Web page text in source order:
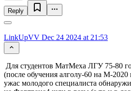
Reply
LinkUpVV Dec 24 2024 at 21:53
Для студентов МатМеха ЛГУ 75-80
(после обучения алголу-60 на М-
ужас молодого специалиста